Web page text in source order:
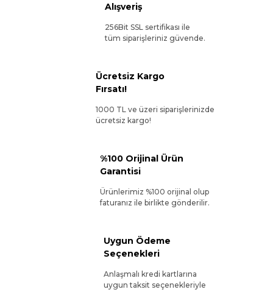
Alışveriş
256Bit SSL sertifikası ile
tüm siparişleriniz güvende.
Ücretsiz Kargo
Fırsatı!
1000 TL ve üzeri siparişlerinizde
ücretsiz kargo!
%100 Orijinal Ürün
Garantisi
Ürünlerimiz %100 orijinal olup
faturanız ile birlikte gönderilir.
Uygun Ödeme
Seçenekleri
Anlaşmalı kredi kartlarına
uygun taksit seçenekleriyle